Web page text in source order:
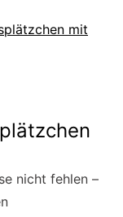
mit
nicht fehlen –